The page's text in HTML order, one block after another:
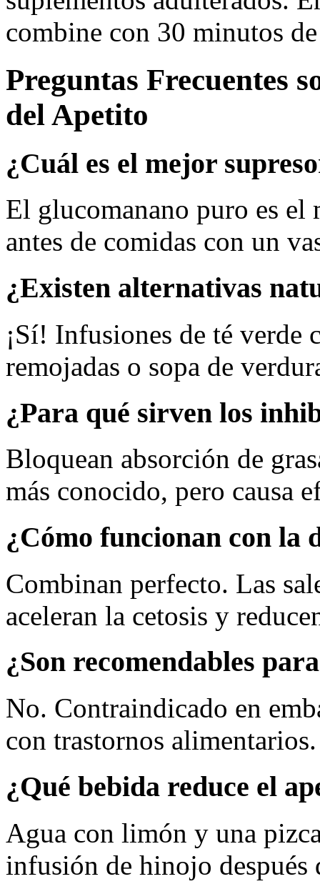
combine con 30 minutos
Preguntas Frecuentes
del Apetito
¿Cuál es el mejor
El glucomanano puro es el
antes de comidas con un
¿Existen alternativas
¡Sí! Infusiones de té verde
remojadas o sopa de
¿Para qué sirven los
Bloquean absorción de
más conocido, pero causa
¿Cómo funcionan con la
Combinan perfecto. Las
aceleran la cetosis y
¿Son recomendables
No. Contraindicado en
con trastornos
¿Qué bebida reduce el
Agua con limón y una
infusión de hinojo después